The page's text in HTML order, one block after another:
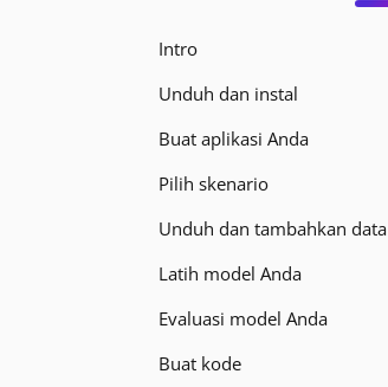
Intro
Unduh dan instal
Buat aplikasi Anda
Pilih skenario
Unduh dan tambahkan data
Latih model Anda
Evaluasi model Anda
Buat kode